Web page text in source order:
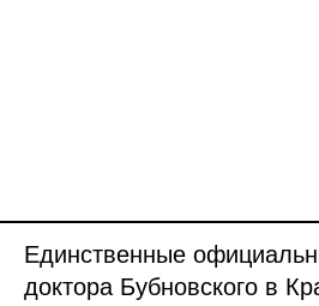
Единственные
доктора Бубновского в